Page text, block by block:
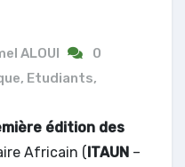
ALOUI
0
, Etudiants,
édition des
Africain (ITAUN –